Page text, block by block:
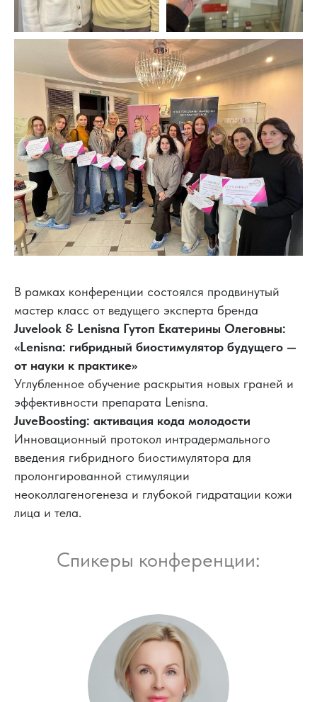
В рамках конференции состоялся продвинутый
мастер класс от ведущего эксперта бренда
Juvelook & Lenisna Гутоп Екатерины Олеговны:
«Lenisna: гибридный биостимулятор будущего —
от науки к практике»
Углубленное обучение раскрытия новых граней и
эффективности препарата Lenisna.
JuveBoosting: активация кода молодости
Инновационный протокол интрадермального
введения гибридного биостимулятора для
пролонгированной стимуляции
неоколлагеногенеза и глубокой гидратации кожи
лица и тела.
Спикеры конференции: